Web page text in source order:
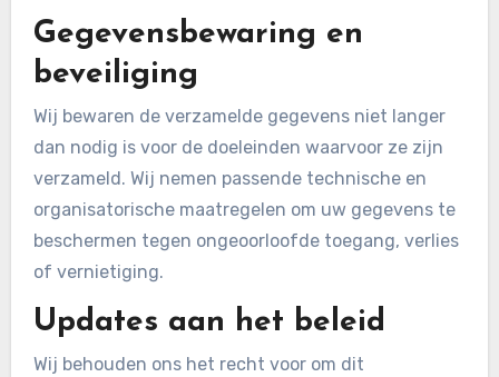
Gegevensbewaring en
beveiliging
Wij bewaren de verzamelde gegevens niet langer
dan nodig is voor de doeleinden waarvoor ze zijn
verzameld. Wij nemen passende technische en
organisatorische maatregelen om uw gegevens te
beschermen tegen ongeoorloofde toegang, verlies
of vernietiging.
Updates aan het beleid
Wij behouden ons het recht voor om dit